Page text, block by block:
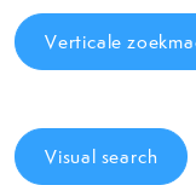
Verticale
Visual search